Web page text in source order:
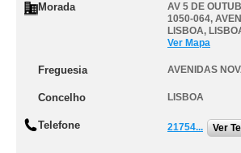
Morada
AV 5 DE
1050-064,
LISBOA,
Ver Mapa
Freguesia AVENIDAS
Concelho LISBOA
Telefone 21754... Ver